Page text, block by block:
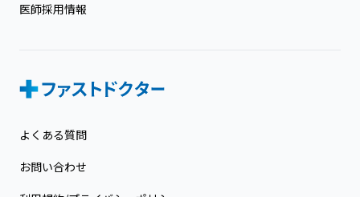
医師採用情報
よくある質問
お問い合わせ